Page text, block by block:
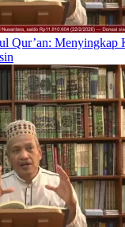
Qur’an: Menyingkap